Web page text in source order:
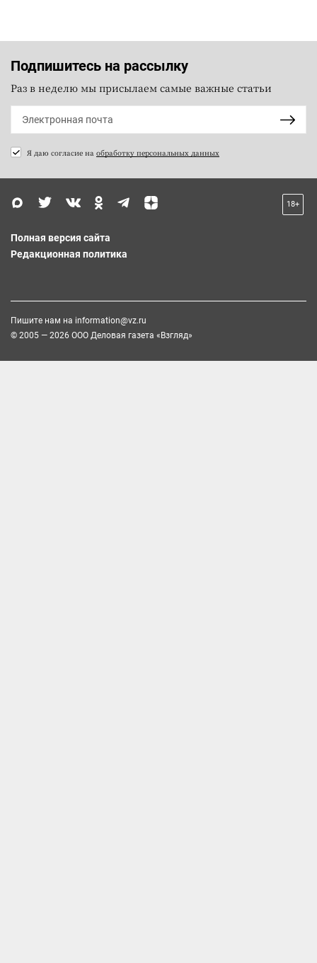
Подпишитесь на рассылку
Раз в неделю мы присылаем самые важные статьи
Я даю согласие на обработку персональных данных
18+
Полная версия сайта
Редакционная политика
Пишите нам на information@vz.ru
© 2005 — 2026 ООО Деловая газета «Взгляд»